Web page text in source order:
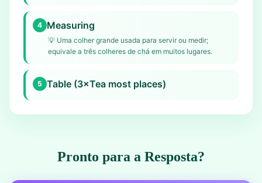
4 Measuring
💡 Uma colher grande usada para servir ou medir;
equivale a três colheres de chá em muitos lugares.
5 Table (3×Tea most places)
Pronto para a Resposta?